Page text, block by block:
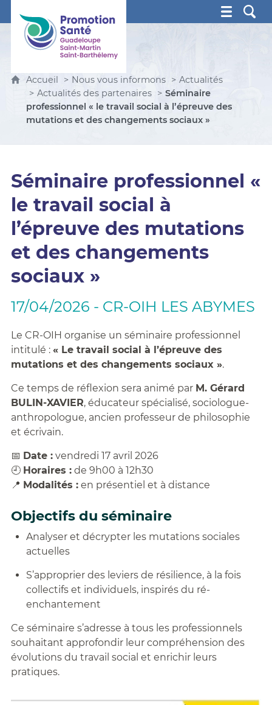
Promotion Santé Guadeloupe, Saint-Martin, Saint
Accueil Nous vous informons
Actualités
Actualités des partenaires
Séminaire
professionnel « le travail social à l’épreuve des
mutations et des changements sociaux »
Séminaire professionnel «
le travail social à
l’épreuve des mutations
et des changements
sociaux »
17/04/2026 - CR-OIH LES ABYMES
Le CR-OIH organise un séminaire professionnel
intitulé : « Le travail social à l’épreuve des
mutations et des changements sociaux ».
Ce temps de réflexion sera animé par M. Gérard
BULIN-XAVIER, éducateur spécialisé, sociologue-
anthropologue, ancien professeur de philosophie
et écrivain.
📅 Date :vendredi 17 avril 2026
🕘 Horaires :de 9h00 à 12h30
📍 Modalités :en présentiel et à distance
Objectifs du séminaire
Analyser et décrypter les mutations sociales
actuelles
S’approprier des leviers de résilience, à la fois
collectifs et individuels, inspirés du ré-
enchantement
Ce séminaire s’adresse à tous les professionnels
souhaitant approfondir leur compréhension des
évolutions du travail social et enrichir leurs
pratiques.